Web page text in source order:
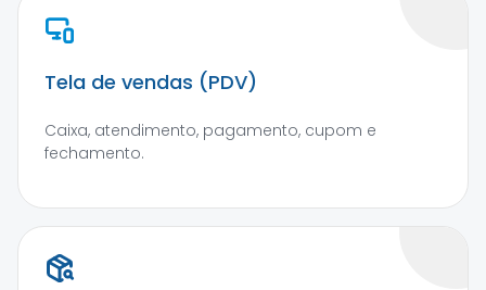
Tela de vendas (PDV)
Caixa, atendimento, pagamento, cupom e
fechamento.